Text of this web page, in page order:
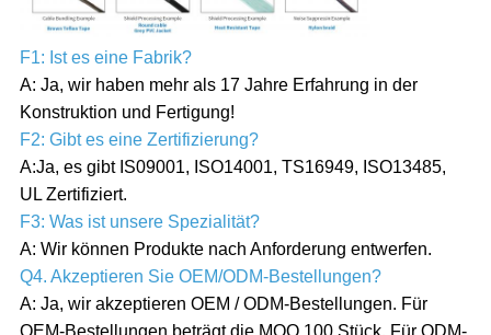
F1: Ist es eine Fabrik?
A: Ja, wir haben mehr als 17 Jahre Erfahrung in der
Konstruktion und Fertigung!
F2: Gibt es eine Zertifizierung?
A:Ja, es gibt IS09001, ISO14001, TS16949, ISO13485,
UL Zertifiziert.
F3: Was ist unsere Spezialität?
A: Wir können Produkte nach Anforderung entwerfen.
Q4. Akzeptieren Sie OEM/ODM-Bestellungen?
A: Ja, wir akzeptieren OEM / ODM-Bestellungen. Für
OEM-Bestellungen beträgt die MOQ 100 Stück. Für ODM-